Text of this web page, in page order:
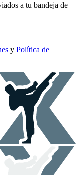
a tu bandeja de
y Política de